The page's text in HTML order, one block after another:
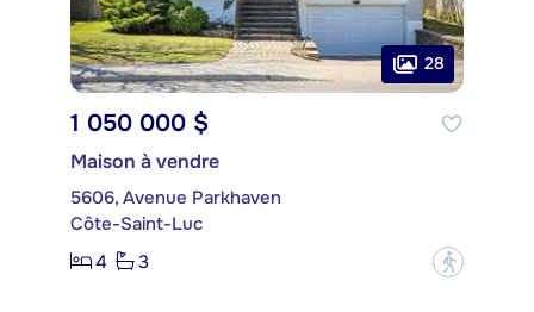
28
1 050 000 $
Maison à vendre
5606, Avenue Parkhaven
Côte-Saint-Luc
4
3 ?